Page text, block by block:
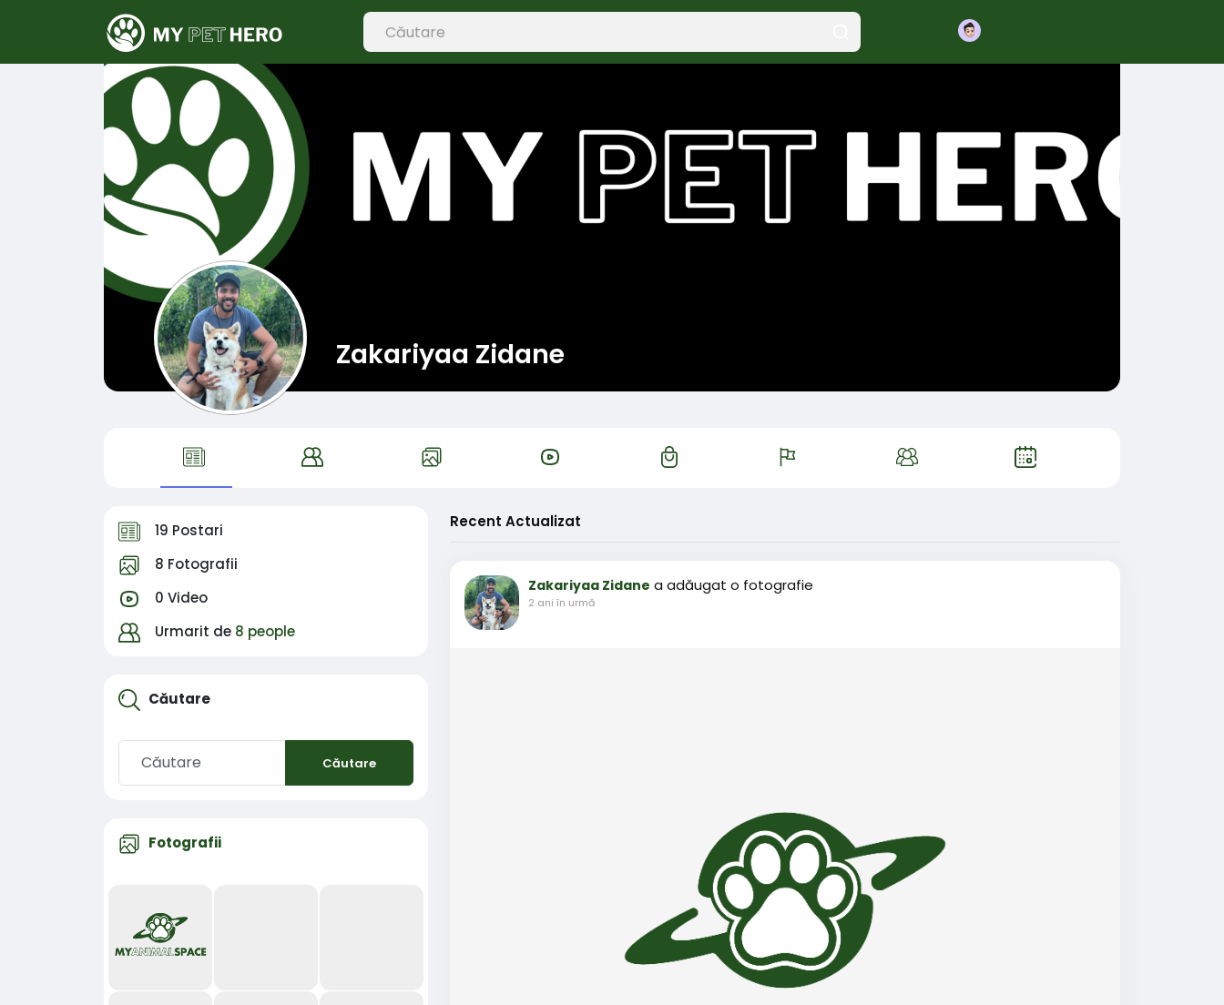
Zakariyaa Zidane
19 Postari
8 Fotografii
0 Video
Urmarit de 8 people
Căutare
Căutare
Fotografii
Recent Actualizat
Zakariyaa Zidane a adăugat o fotografie
2 ani în urmă